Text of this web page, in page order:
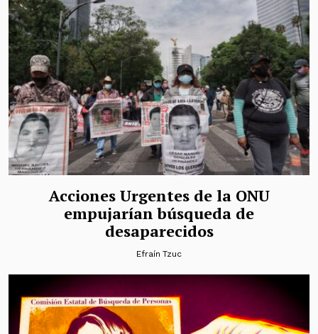
Acciones Urgentes de la ONU
empujarían búsqueda de
desaparecidos
Efraín Tzuc